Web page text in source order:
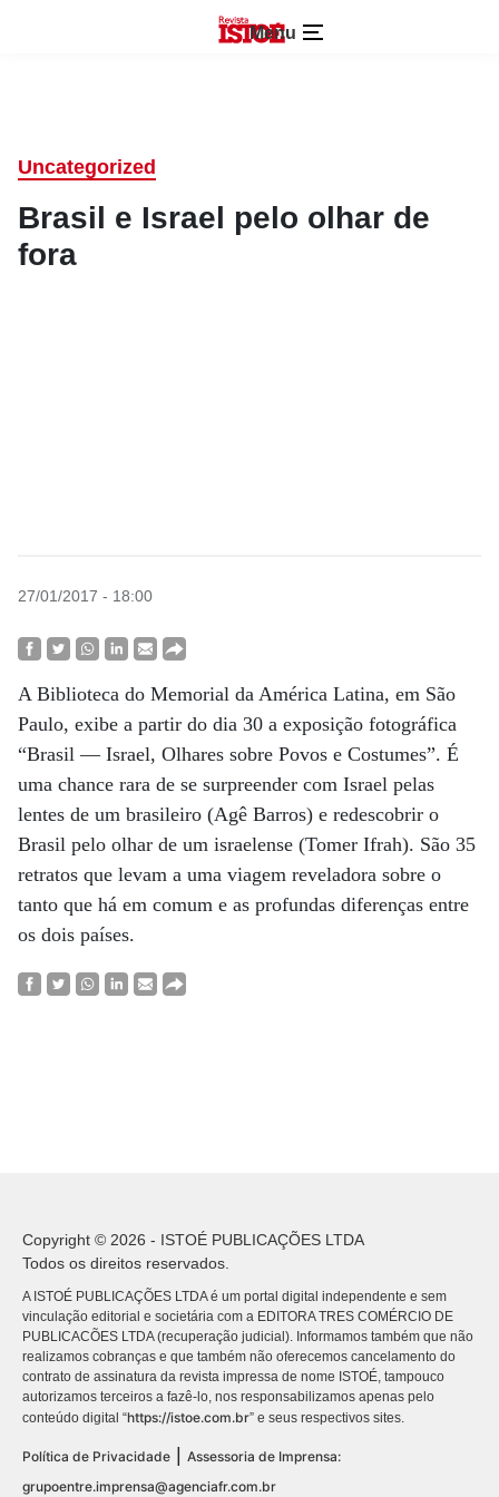
Menu
Uncategorized
Brasil e Israel pelo olhar de
fora
27/01/2017 - 18:00
A Biblioteca do Memorial da América Latina, em São
Paulo, exibe a partir do dia 30 a exposição fotográfica
“Brasil — Israel, Olhares sobre Povos e Costumes”. É
uma chance rara de se surpreender com Israel pelas
lentes de um brasileiro (Agê Barros) e redescobrir o
Brasil pelo olhar de um israelense (Tomer Ifrah). São 35
retratos que levam a uma viagem reveladora sobre o
tanto que há em comum e as profundas diferenças entre
os dois países.
Copyright © 2026 - ISTOÉ PUBLICAÇÕES LTDA
Todos os direitos reservados.
A ISTOÉ PUBLICAÇÕES LTDA é um portal digital independente e sem
vinculação editorial e societária com a EDITORA TRES COMÉRCIO DE
PUBLICACÕES LTDA (recuperação judicial). Informamos também que não
realizamos cobranças e que também não oferecemos cancelamento do
contrato de assinatura da revista impressa de nome ISTOÉ, tampouco
autorizamos terceiros a fazê-lo, nos responsabilizamos apenas pelo
conteúdo digital “https://istoe.com.br” e seus respectivos sites.
Política de Privacidade
Assessoria de Imprensa:
grupoentre.imprensa@agenciafr.com.br